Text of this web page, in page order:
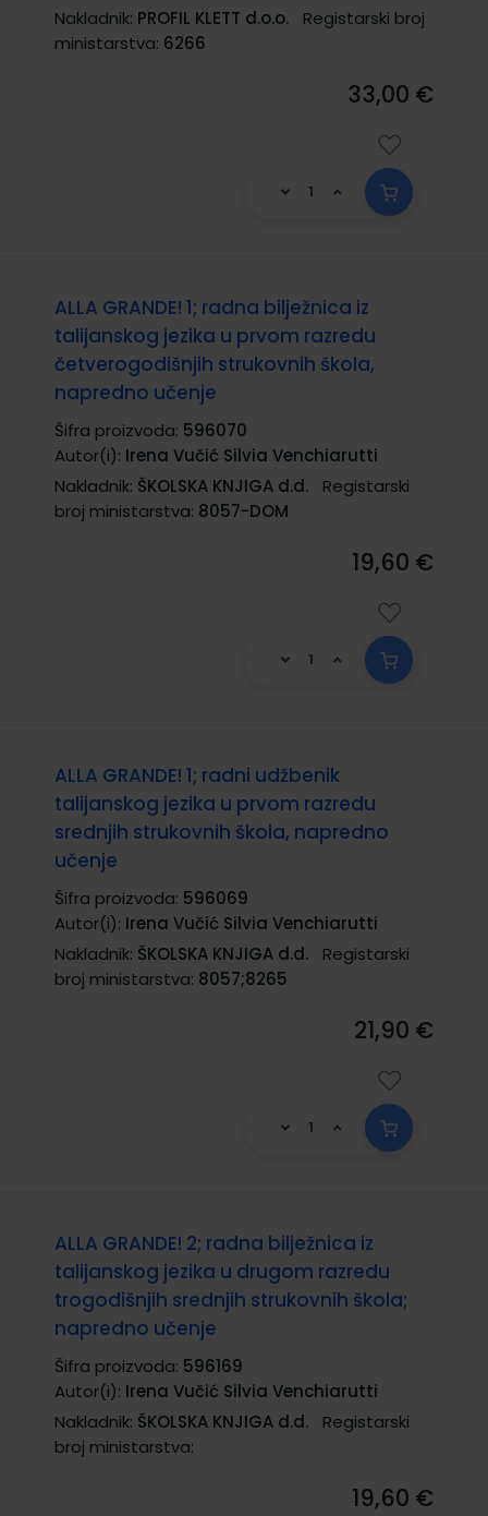
Nakladnik: PROFIL KLETT d.o.o.
Registarski broj
ministarstva: 6266
33,00 €
ALLA GRANDE! 1; radna bilježnica iz
talijanskog jezika u prvom razredu
četverogodišnjih strukovnih škola,
napredno učenje
Šifra proizvoda: 596070
Autor(i): Irena Vučić Silvia Venchiarutti
Nakladnik: ŠKOLSKA KNJIGA d.d.
Registarski
broj ministarstva: 8057-DOM
19,60 €
ALLA GRANDE! 1; radni udžbenik
talijanskog jezika u prvom razredu
srednjih strukovnih škola, napredno
učenje
Šifra proizvoda: 596069
Autor(i): Irena Vučić Silvia Venchiarutti
Nakladnik: ŠKOLSKA KNJIGA d.d.
Registarski
broj ministarstva: 8057;8265
21,90 €
ALLA GRANDE! 2; radna bilježnica iz
talijanskog jezika u drugom razredu
trogodišnjih srednjih strukovnih škola;
napredno učenje
Šifra proizvoda: 596169
Autor(i): Irena Vučić Silvia Venchiarutti
Nakladnik: ŠKOLSKA KNJIGA d.d.
Registarski
broj ministarstva:
19,60 €